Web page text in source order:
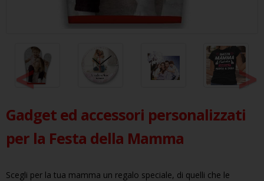
< >
Gadget ed accessori personalizzati
per la Festa della Mamma
Scegli per la tua mamma un regalo speciale, di quelli che le